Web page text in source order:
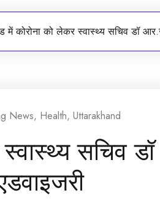
में कोरोना को लेकर स्वास्थ्य सचिव डॉ
News, Health, Uttarakhand
सचिव डॉ